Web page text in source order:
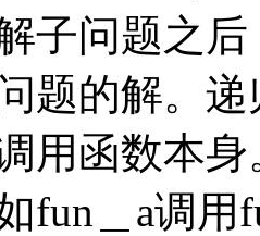
子问题之
题的解。
用函数本
fun＿a调用